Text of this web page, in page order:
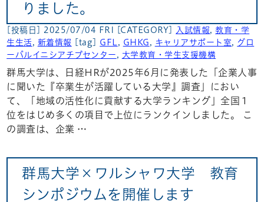
りました。
[投稿日] 2025/07/04 FRI [CATEGORY] 入試情報
教育・学
生生活
新着情報 [tag] GFL GHKG キャリアサポート室
グロ
ーバルイニシアチブセンター
大学教育・学生支援機構
群馬大学は、日経HRが2025年6月に発表した「企業人事
に聞いた『卒業生が活躍している大学』調査」におい
て、「地域の活性化に貢献する大学ランキング」全国１
位をはじめ多くの項目で上位にランクインしました。 こ
の調査は、企業 …
群馬大学×ワルシャワ大学 教育
シンポジウムを開催します